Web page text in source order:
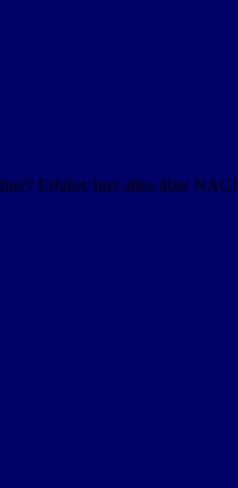
Erfahre hier alles über NAG!